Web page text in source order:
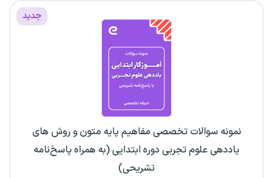
جدید
نمونه سوالات تخصصی مفاهیم پایه متون و روش های
یاددهی علوم تجربی دوره ابتدایی (به همراه پاسخ‌نامه
تشریحی)